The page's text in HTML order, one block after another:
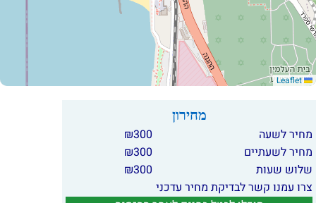
Leaflet
מחירון
מחיר לשעה 300
₪
מחיר לשעתיים
300
₪
שלוש שעות
300
₪
צרו עמנו קשר לבדיקת מחיר עדכני